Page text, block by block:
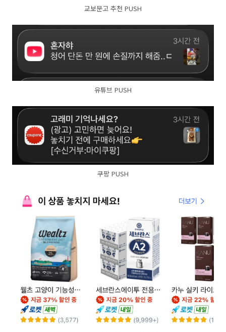
교보문고 추천 PUSH
유튜브 PUSH
쿠팡 PUSH